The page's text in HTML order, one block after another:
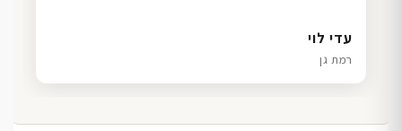
שרון כהן
תל אביב
עדי לוי
רמת גן
דנה גל
חיפה
ליאת ויוסי מ.
הוד השרון